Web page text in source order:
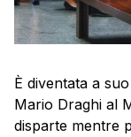
È diventata a
Mario Draghi al
disparte mentre